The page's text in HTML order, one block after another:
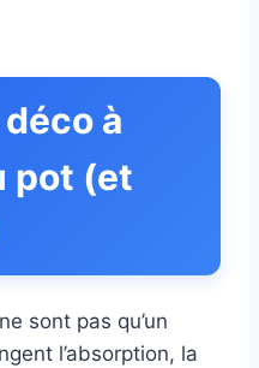
à
pot (et
sont pas qu’un
l’absorption, la